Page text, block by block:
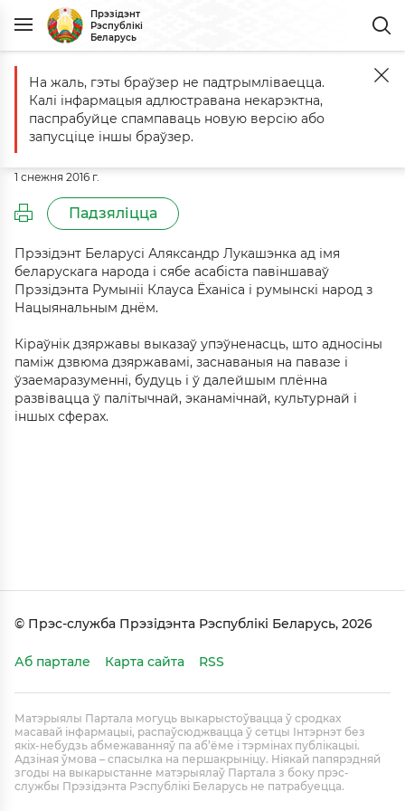
Прэзідэнт
Рэспублікі
Беларусь
Галоўная Падзеі Віншаванне Прэзідэнту Румыніі Клаусу Ёханісу
Віншаванне Прэзідэнту Румыніі
Клаусу Ёханісу
1 снежня 2016 г.
Падзяліцца
Прэзідэнт Беларусі Аляксандр Лукашэнка ад імя
беларускага народа і сябе асабіста павіншаваў
Прэзідэнта Румыніі Клауса Ёханіса і румынскі народ з
Нацыянальным днём.
Кіраўнік дзяржавы выказаў упэўненасць, што адносіны
паміж дзвюма дзяржавамі, заснаваныя на павазе і
ўзаемаразуменні, будуць і ў далейшым плённа
развівацца ў палітычнай, эканамічнай, культурнай і
іншых сферах.
© Прэс-служба Прэзідэнта Рэспублікі Беларусь, 2026
Аб партале Карта сайта RSS
Матэрыялы Партала могуць выкарыстоўвацца ў сродках
масавай інфармацыі, распаўсюджвацца ў сетцы Інтэрнэт без
якіх-небудзь абмежаванняў па аб’ёме і тэрмінах публікацыі.
Адзіная ўмова – спасылка на першакрыніцу. Ніякай папярэдняй
згоды на выкарыстанне матэрыялаў Партала з боку прэс-
службы Прэзідэнта Рэспублікі Беларусь не патрабуецца.
На жаль, гэты браўзер не падтрымліваецца.
Калі інфармацыя адлюстравана некарэктна,
паспрабуйце спампаваць новую версію або
запусціце іншы браўзер.